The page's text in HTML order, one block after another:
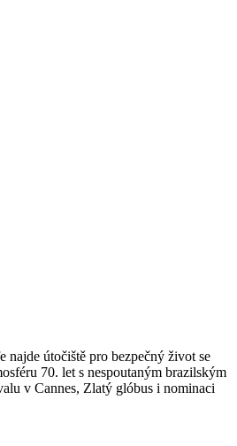
útočiště pro bezpečný život se
70. let s nespoutaným brazilským
v Cannes, Zlatý glóbus i nominaci